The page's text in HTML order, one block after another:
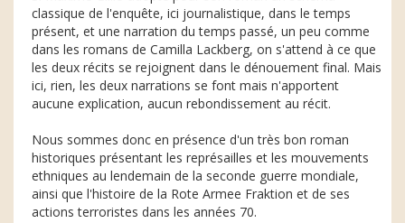
classique de l'enquête, ici journalistique, dans le temps
présent, et une narration du temps passé, un peu comme
dans les romans de Camilla Lackberg, on s'attend à ce que
les deux récits se rejoignent dans le dénouement final. Mais
ici, rien, les deux narrations se font mais n'apportent
aucune explication, aucun rebondissement au récit.
Nous sommes donc en présence d'un très bon roman
historiques présentant les représailles et les mouvements
ethniques au lendemain de la seconde guerre mondiale,
ainsi que l'histoire de la Rote Armee Fraktion et de ses
actions terroristes dans les années 70.